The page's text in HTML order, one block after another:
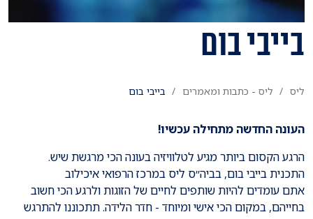
בייבי בום
ליס ליס - כתבות ומאמרים בייבי בום
העונה החדשה מתחילה עכשיו!
הרגע הקסום ביותר מגיע לטלוויזיה בעונה הכי מרגשת שיש.
התכנית בייבי בום, בביה״ס ליס במרכז הרפואי איכילוב
אתם עומדים להיות שותפים לחיים של הזוגות ולרגע הכי חשוב
בחייהם, במקום הכי אישי ומיוחד - חדר הלידה. תתכוננו להתרגש